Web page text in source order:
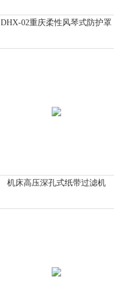
DHX-02重庆柔性风琴式防护罩
机床高压深孔式纸带过滤机